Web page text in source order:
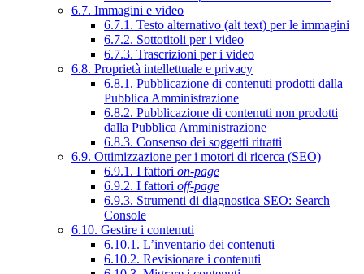
6.7. Immagini e video
6.7.1. Testo alternativo (alt text) per le immagini
6.7.2. Sottotitoli per i video
6.7.3. Trascrizioni per i video
6.8. Proprietà intellettuale e privacy
6.8.1. Pubblicazione di contenuti prodotti dalla
Pubblica Amministrazione
6.8.2. Pubblicazione di contenuti non prodotti
dalla Pubblica Amministrazione
6.8.3. Consenso dei soggetti ritratti
6.9. Ottimizzazione per i motori di ricerca (SEO)
6.9.1. I fattori on-page
6.9.2. I fattori off-page
6.9.3. Strumenti di diagnostica SEO: Search
Console
6.10. Gestire i contenuti
6.10.1. L’inventario dei contenuti
6.10.2. Revisionare i contenuti